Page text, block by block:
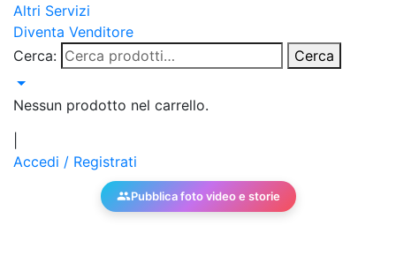
Altri Servizi
Diventa Venditore
Cerca:
Cerca
Nessun prodotto nel carrello.
Accedi / Registrati
Pubblica foto video e storie